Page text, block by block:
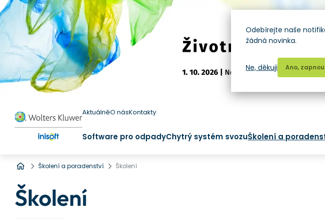
AktuálněO násKontakty
Software pro odpadyChytrý systém svozuŠkolení a
Úvod
Školení a poradenství Školení
Školení
Odebírejte naše
žádná novinka.
Ano,
Ne, děkuji